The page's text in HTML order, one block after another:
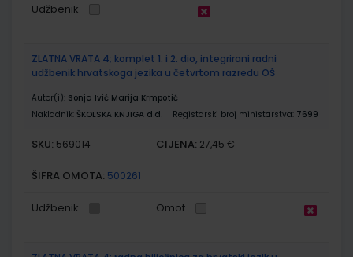
Udžbenik
ZLATNA VRATA 4; komplet 1. i 2. dio, integrirani radni
udžbenik hrvatskoga jezika u četvrtom razredu OŠ
Autor(i): Sonja Ivić Marija Krmpotić
Nakladnik: ŠKOLSKA KNJIGA d.d. Registarski broj ministarstva: 7699
SKU: 569014 CIJENA: 27,45 €
ŠIFRA OMOTA: 500261
Udžbenik Omot